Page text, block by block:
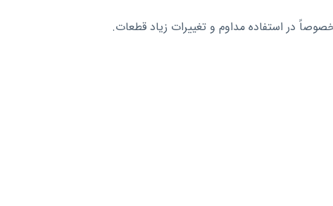
در استفاده مداوم و تغییرات زیاد قطعات.